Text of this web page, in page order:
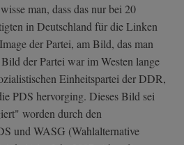
man, dass das nur bei 20
in Deutschland für die Linken
der Partei, am Bild, das man
der Partei war im Westen lange
Einheitspartei der DDR,
PDS hervorging. Dieses Bild sei
worden durch den
und WASG (Wahlalternative